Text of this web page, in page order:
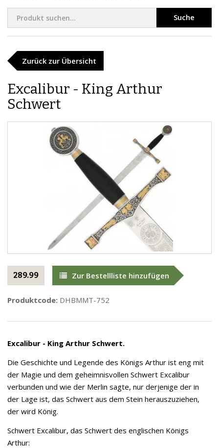
Suche
Zurück zur Übersicht
Excalibur - King Arthur
Schwert
289.99 Zur Bestellliste hinzufügen
Produktcode: DHBMMT-752
Excalibur - King Arthur Schwert.
Die Geschichte und Legende des Königs Arthur ist eng mit
der Magie und dem geheimnisvollen Schwert Excalibur
verbunden und wie der Merlin sagte, nur derjenige der in
der Lage ist, das Schwert aus dem Stein herauszuziehen,
der wird König.
Schwert Excalibur, das Schwert des englischen Königs
Arthur: